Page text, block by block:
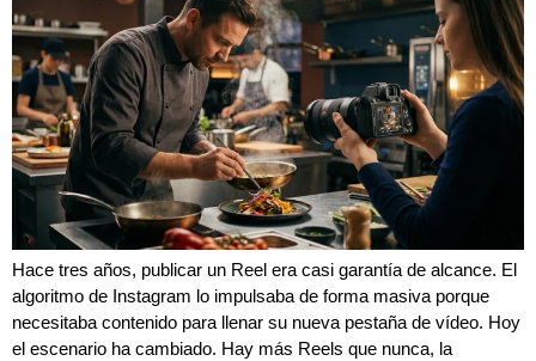
Hace tres años, publicar un Reel era casi garantía de alcance. El
algoritmo de Instagram lo impulsaba de forma masiva porque
necesitaba contenido para llenar su nueva pestaña de vídeo. Hoy
el escenario ha cambiado. Hay más Reels que nunca, la